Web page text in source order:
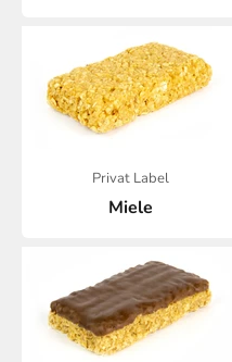
Privat Label
Miele